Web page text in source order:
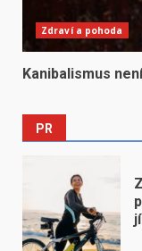
Zdraví a pohoda
Kanibalismus
PR